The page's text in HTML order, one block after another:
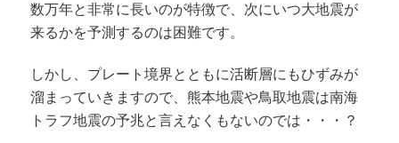
数万年と非常に長いのが特徴で、次にいつ大地震が
来るかを予測するのは困難です。
しかし、プレート境界とともに活断層にもひずみが
溜まっていきますので、熊本地震や鳥取地震は南海
トラフ地震の予兆と言えなくもないのでは・・・？